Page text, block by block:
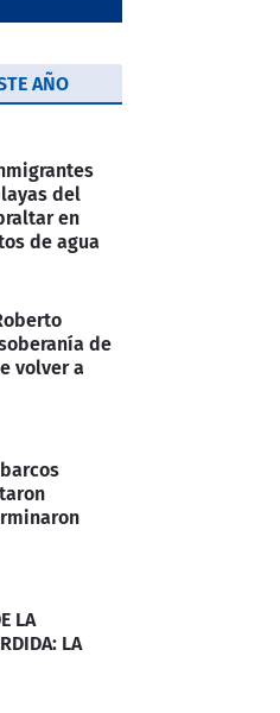
AÑO
del
en
de agua
de
volver a
LA
LA